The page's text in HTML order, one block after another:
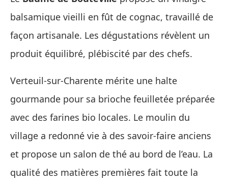
balsamique vieilli en fût de cognac, travaillé de
façon artisanale. Les dégustations révèlent un
produit équilibré, plébiscité par des chefs.
Verteuil-sur-Charente mérite une halte
gourmande pour sa brioche feuilletée préparée
avec des farines bio locales. Le moulin du
village a redonné vie à des savoir-faire anciens
et propose un salon de thé au bord de l’eau. La
qualité des matières premières fait toute la